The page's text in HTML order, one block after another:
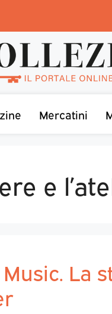
Mercatini
e
La